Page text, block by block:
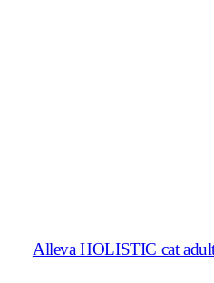
Alleva HOLISTIC cat